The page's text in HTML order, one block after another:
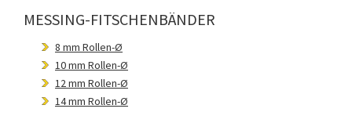
MESSING-FITSCHENBÄNDER
8 mm Rollen-Ø
10 mm Rollen-Ø
12 mm Rollen-Ø
14 mm Rollen-Ø